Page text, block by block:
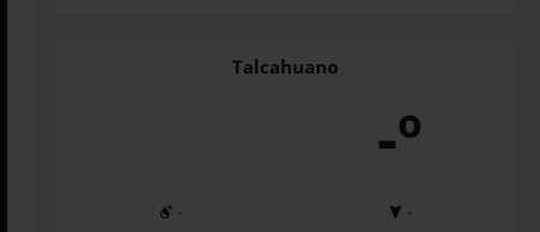
Talcahuano
-º
-
-